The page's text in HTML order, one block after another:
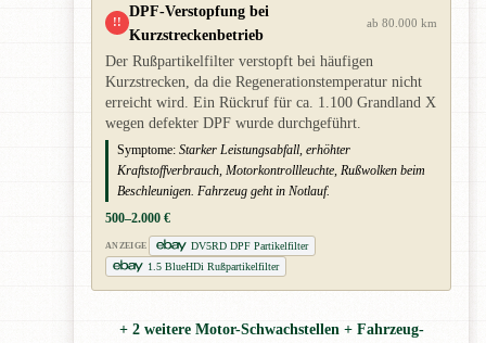
!!
DPF-Verstopfung bei
Kurzstreckenbetrieb
ab 80.000 km
Der Rußpartikelfilter verstopft bei häufigen
Kurzstrecken, da die Regenerationstemperatur nicht
erreicht wird. Ein Rückruf für ca. 1.100 Grandland X
wegen defekter DPF wurde durchgeführt.
Symptome: Starker Leistungsabfall, erhöhter
Kraftstoffverbrauch, Motorkontrollleuchte, Rußwolken beim
Beschleunigen. Fahrzeug geht in Notlauf.
500–2.000 €
ANZEIGE
DV5RD DPF Partikelfilter
1.5 BlueHDi Rußpartikelfilter
+ 2 weitere Motor-Schwachstellen + Fahrzeug-